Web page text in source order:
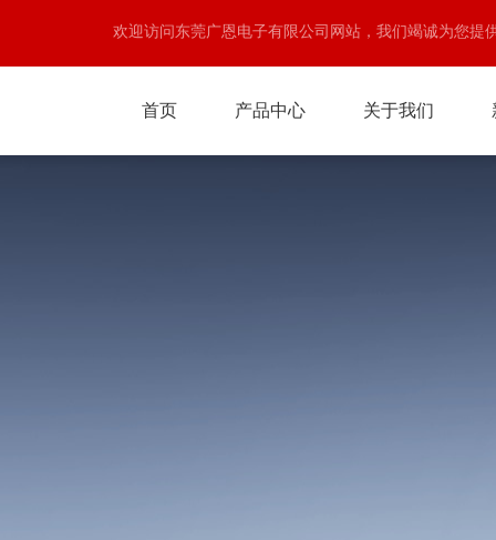
欢迎访问东莞广恩电子有限公司网站，我们竭诚为您提
首页 产品中心 关于我们